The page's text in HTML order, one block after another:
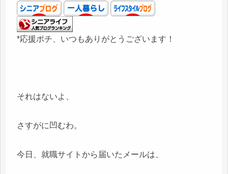
*応援ポチ、いつもありがとうございます！
それはないよ、
さすがに凹むわ。
今日、就職サイトから届いたメールは、